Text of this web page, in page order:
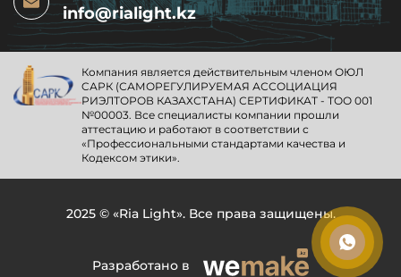
info@rialight.kz
Компания является действительным членом ОЮЛ
CАРК (САМОРЕГУЛИРУЕМАЯ АССОЦИАЦИЯ
РИЭЛТОРОВ КАЗАХСТАНА) СЕРТИФИКАТ - ТОО 001
№00003. Все специалисты компании прошли
аттестацию и работают в соответствии с
«Профессиональными стандартами качества и
Кодексом этики».
2025 © «Ria Light». Все права защищены.
Разработано в